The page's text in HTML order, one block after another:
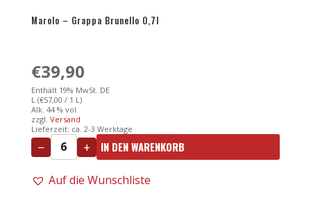
Marolo – Grappa Brunello 0,7l
€39,90
Enthält 19% MwSt. DE
L (€57,00 / 1 L)
Alk. 44 % vol
zzgl. Versand
Lieferzeit: ca. 2-3 Werktage
−
Marolo
-
+ IN DEN WARENKORB
Auf die Wunschliste